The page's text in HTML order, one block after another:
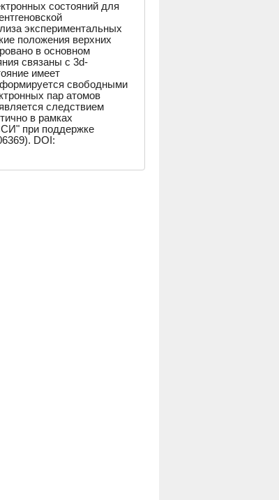
состояний для
экспериментальных
положения верхних
в основном
связаны с 3d-
имеет
свободными
пар атомов
следствием
в рамках
при поддержке
DOI: